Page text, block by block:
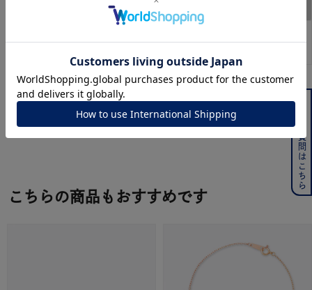
CANAL ４℃
シルバー カフリング
9,900
CANAL ４℃
シルバー カフリング
¥7,700
こちらの商品もおすすめです
よくある質問はこちら